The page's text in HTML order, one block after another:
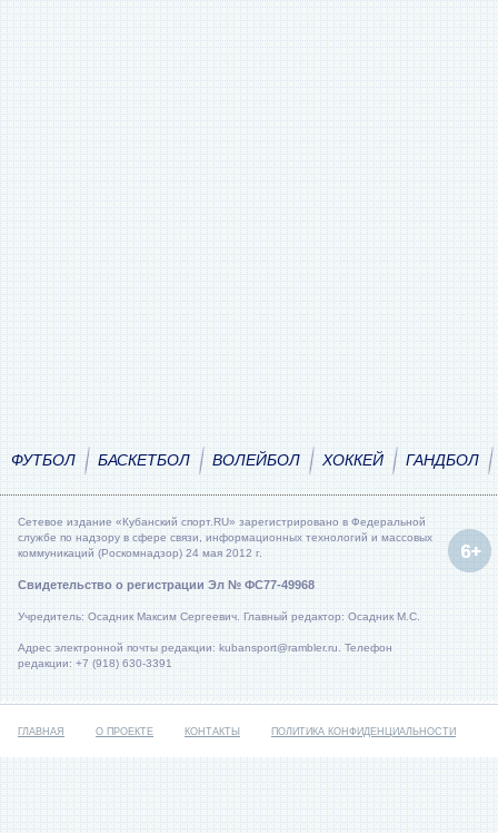
ФУТБОЛ БАСКЕТБОЛ ВОЛЕЙБОЛ ХОККЕЙ ГАНДБОЛ
Сетевое издание «Кубанский спорт.RU» зарегистрировано в Федеральной
службе по надзору в сфере связи, информационных технологий и массовых
коммуникаций (Роскомнадзор) 24 мая 2012 г.
Свидетельство о регистрации Эл № ФС77-49968
Учредитель: Осадник Максим Сергеевич. Главный редактор: Осадник М.С.
Адрес электронной почты редакции: kubansport@rambler.ru. Телефон
редакции: +7 (918) 630-3391
ГЛАВНАЯ О ПРОЕКТЕ КОНТАКТЫ ПОЛИТИКА КОНФИДЕНЦИАЛЬНОСТИ